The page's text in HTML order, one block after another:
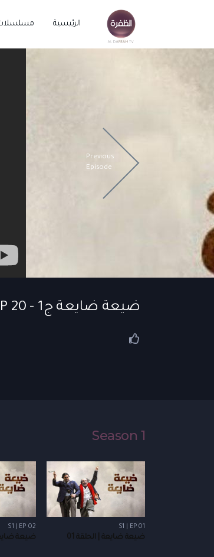
الرئيسية
Previous
Episode
ضيعة ضايعة ج1 - S1 | EP 20 - ضيعة ضايعة | الحلقة 20
Season 1
S1 | EP 01
ضيعة ضايعة | الحلقة 01
S1 | EP 02
ضيعة ضايعة